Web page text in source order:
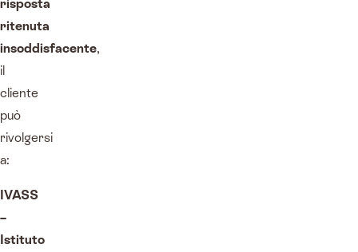
risposta
ritenuta
insoddisfacente,
il
cliente
può
rivolgersi
a:
IVASS
–
Istituto